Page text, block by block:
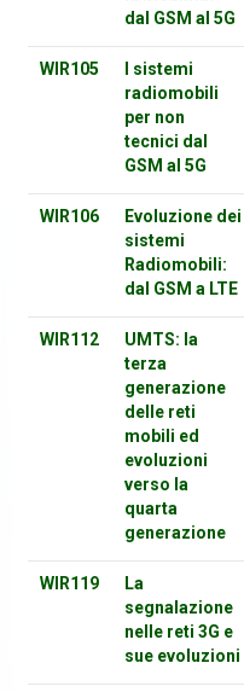
dal GSM al 5G
WIR105
I sistemi
radiomobili
per non
tecnici dal
GSM al 5G
WIR106
Evoluzione dei
sistemi
Radiomobili:
dal GSM a LTE
WIR112
UMTS: la
terza
generazione
delle reti
mobili ed
evoluzioni
verso la
quarta
generazione
WIR119
La
segnalazione
nelle reti 3G e
sue evoluzioni